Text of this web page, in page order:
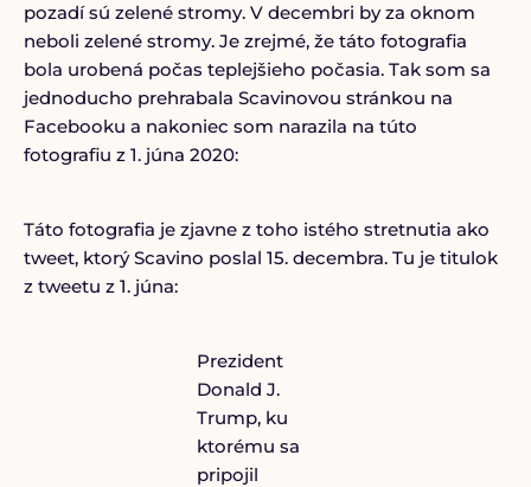
pozadí sú zelené stromy. V decembri by za oknom
neboli zelené stromy. Je zrejmé, že táto fotografia
bola urobená počas teplejšieho počasia. Tak som sa
jednoducho prehrabala Scavinovou stránkou na
Facebooku a nakoniec som narazila na túto
fotografiu z 1. júna 2020:
Táto fotografia je zjavne z toho istého stretnutia ako
tweet, ktorý Scavino poslal 15. decembra. Tu je titulok
z tweetu z 1. júna:
Prezident
Donald J.
Trump, ku
ktorému sa
pripojil